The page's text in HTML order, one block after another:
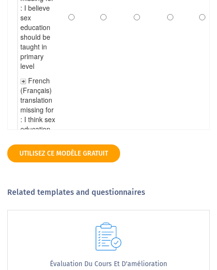
UTILISEZ CE MODÈLE GRATUIT
Related templates and questionnaires
Évaluation Du Cours Et D'amélioration